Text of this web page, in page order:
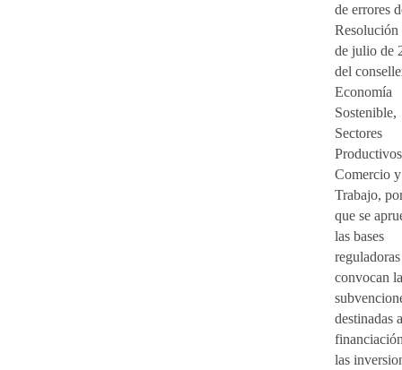
de errores
Resolución
de julio de
del
Economía
Sostenible,
Sectores
Comercio y
Trabajo,
que se
las bases
convocan
destinadas
las